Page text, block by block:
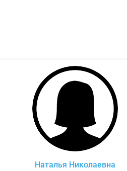
Наталья Николаевна